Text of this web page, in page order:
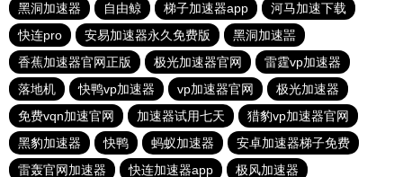
黑洞加速器
自由鲸 梯子加速器app
河马加速下载
快连pro
安易加速器永久免费版
黑洞加速噐
香蕉加速器官网正版
极光加速器官网
雷霆vp加速器
落地机
快鸭vp加速器 vp加速器官网
极光加速器
免费vqn加速官网
加速器试用七天
猎豹vp加速器官网
黑豹加速器
快鸭 蚂蚁加速器
安卓加速器梯子免费
雷轰官网加速器
快连加速器app 极风加速器